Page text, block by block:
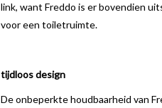
link, want Freddo is er bovendien
voor een toiletruimte.
tijdloos design
De onbeperkte houdbaarheid van